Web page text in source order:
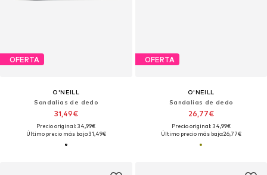
OFERTA
O'NEILL
Sandalias de dedo
31,49€
Precio original: 34,99€
Último precio más bajo:31,49€
OFERTA
O'NEILL
Sandalias de dedo
26,77€
Precio original: 34,99€
Último precio más bajo:26,77€